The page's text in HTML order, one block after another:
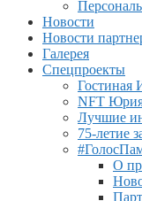
Новости
Новости
Галерея
Спецпроекты
Гостиная
NFT Юрия
Лучшие
75-летие
О